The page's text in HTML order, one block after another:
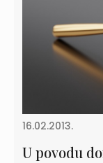
16.02.2013.
U povodu